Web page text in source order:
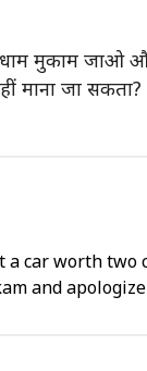
मुकाम जाओ
जा सकता?
car worth
and